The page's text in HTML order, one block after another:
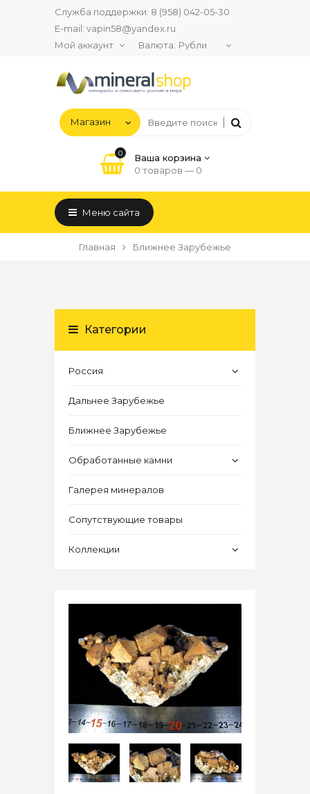
Служба поддержки: 8 (958) 042-05-30
E-mail: vapin58@yandex.ru
Мой аккаунт
Валюта:
0
Ваша корзина
0 товаров — 0
Меню сайта
Главная Ближнее Зарубежье
Категории
Россия
Дальнее Зарубежье
Ближнее Зарубежье
Обработанные камни
Галерея минералов
Сопутствующие товары
Коллекции